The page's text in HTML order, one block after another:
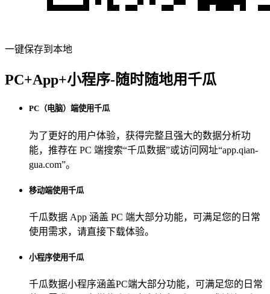
一键保存到本地
PC+App+小程序-随时随地用千瓜
PC（电脑）端使用千瓜
为了更好的用户体验，获得完整且强大的数据分析功
能，推荐在 PC 端搜索“千瓜数据”或访问网址“app.qian-
gua.com”。
移动端使用千瓜
千瓜数据 App 涵盖 PC 端大部分功能，可满足您的日常
使用需求，请直接下载体验。
小程序使用千瓜
千瓜数据小程序涵盖PC端大部分功能，可满足您的日常